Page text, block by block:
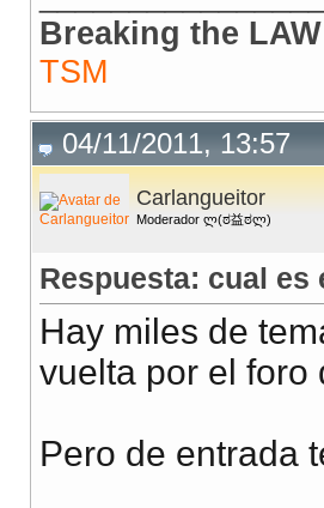
Breaking the LAW
TSM
04/11/2011, 13:57
Carlangueitor
Moderador ლ(ಠ益ಠლ)
Respuesta: cual es
Hay miles de
vuelta por el foro
Pero de entrada